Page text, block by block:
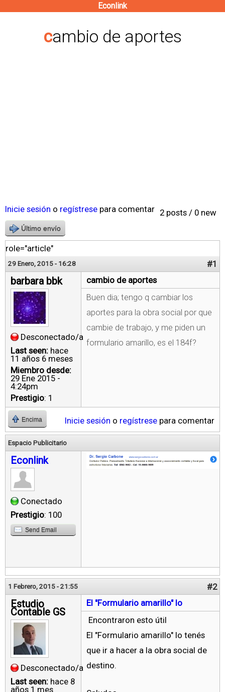
contenido
Econlink
cambio de aportes
2 posts / 0 new
Inicie sesión o regístrese para comentar
Último envío
role="article"
29 Enero, 2015 - 16:28 #1
barbara bbk
Desconectado/a
Last seen: hace
11 años 6 meses
Miembro desde:
29 Ene 2015 -
4:24pm
Prestigio: 1
cambio de aportes
Buen dia; tengo q cambiar los
aportes para la obra social por que
cambie de trabajo, y me piden un
formulario amarillo, es el 184f?
Encima Inicie sesión o regístrese para comentar
Espacio Publicitario
Econlink
Conectado
Prestigio: 100
Send Email
1 Febrero, 2015 - 21:55 #2
Estudio
Contable GS
Desconectado/a
Last seen: hace 8
años 1 mes
El "Formulario amarillo" lo
Encontraron esto útil
El "Formulario amarillo" lo tenés
que ir a hacer a la obra social de
destino.